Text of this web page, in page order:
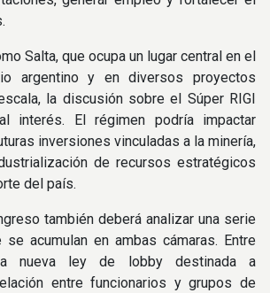
Salta, que ocupa un lugar central en el
argentino y en diversos proyectos
la discusión sobre el Súper RIGI
interés. El régimen podría impactar
inversiones vinculadas a la minería,
de recursos estratégicos
del país.
también deberá analizar una serie
acumulan en ambas cámaras. Entre
nueva ley de lobby destinada a
entre funcionarios y grupos de